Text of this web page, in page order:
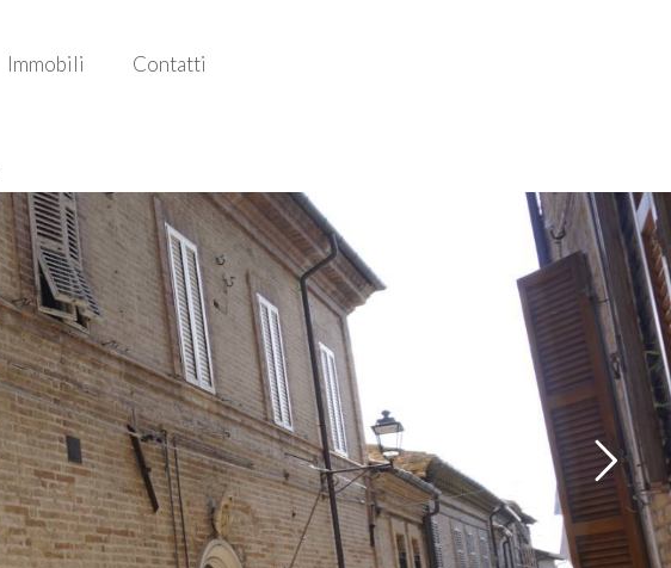
Immobili Contatti